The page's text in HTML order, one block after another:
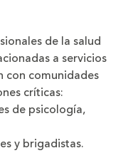
de la salud
a servicios
con comunidades
críticas:
de psicología,
y brigadistas.